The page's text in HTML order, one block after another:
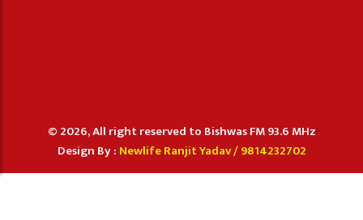
© 2026, All right reserved to Bishwas FM 93.6 MHz
Design By : Newlife Ranjit Yadav /9814232702